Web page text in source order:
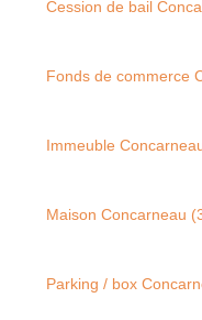
Cession de bail
Fonds de commerce
Immeuble
Maison Concarneau
Parking / box